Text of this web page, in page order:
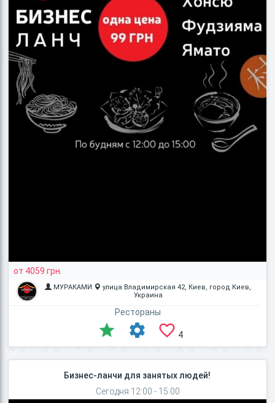
от 4059 грн.
МУРАКАМИ
улица Владимирская 42, Киев, город Киев,
Украина
Рестораны
4
Бизнес-ланчи для занятых людей!
Сегодня 12:00 - 15:00